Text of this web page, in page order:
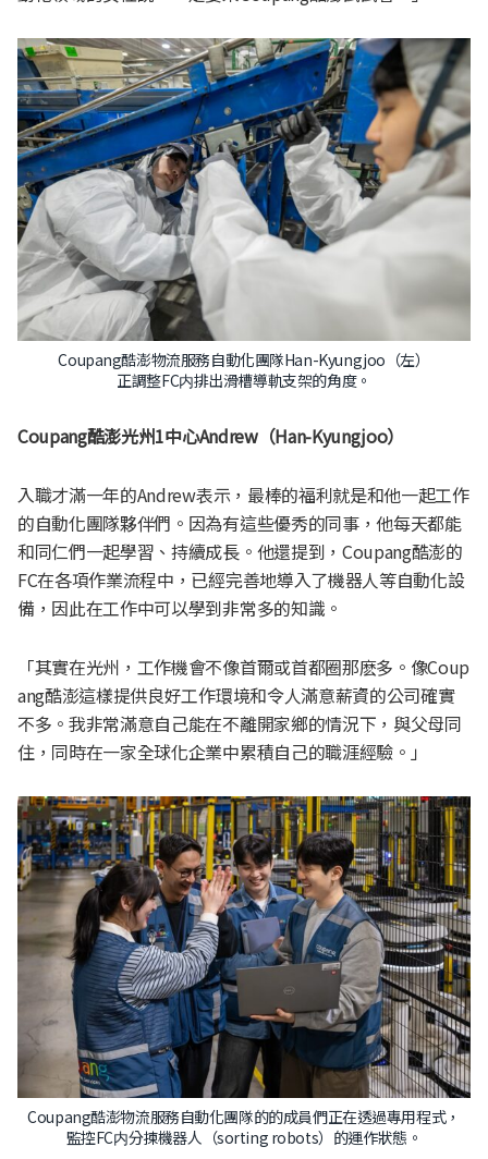
Coupang酷澎物流服務自動化團隊Han-Kyungjoo（左）
正調整FC内排出滑槽導軌支架的角度。
Coupang酷澎光州1中心Andrew（Han-Kyungjoo）
入職才滿一年的Andrew表示，最棒的福利就是和他一起工作
的自動化團隊夥伴們。因為有這些優秀的同事，他每天都能
和同仁們一起學習、持續成長。他還提到，Coupang酷澎的
FC在各項作業流程中，已經完善地導入了機器人等自動化設
備，因此在工作中可以學到非常多的知識。
「其實在光州，工作機會不像首爾或首都圈那麽多。像Coup
ang酷澎這樣提供良好工作環境和令人滿意薪資的公司確實
不多。我非常滿意自己能在不離開家鄉的情況下，與父母同
住，同時在一家全球化企業中累積自己的職涯經驗。」
Coupang酷澎物流服務自動化團隊的的成員們正在透過專用程式，
監控FC内分揀機器人（sorting robots）的運作狀態。